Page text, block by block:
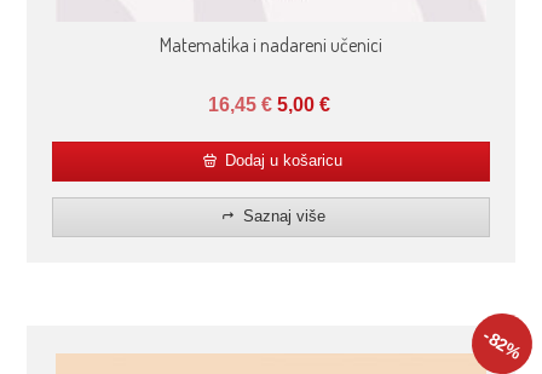
Matematika i nadareni učenici
16,45€ 5,00 €
Dodaj u košaricu
Saznaj više
-82%